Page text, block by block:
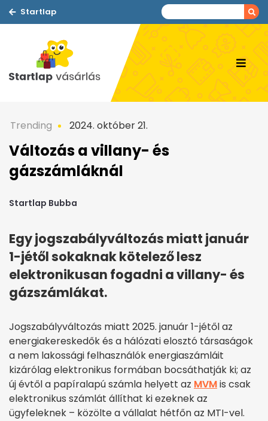
Startlap
Trending 2024. október 21.
Változás a villany- és
gázszámláknál
Startlap Bubba
Egy jogszabályváltozás miatt január
1-jétől sokaknak kötelező lesz
elektronikusan fogadni a villany- és
gázszámlákat.
Jogszabályváltozás miatt 2025. január 1-jétől az
energiakereskedők és a hálózati elosztó társaságok
a nem lakossági felhasználók energiaszámláit
kizárólag elektronikus formában bocsáthatják ki; az
új évtől a papíralapú számla helyett az MVMis csak
elektronikus számlát állíthat ki ezeknek az
ügyfeleknek – közölte a vállalat hétfőn az MTI-vel.